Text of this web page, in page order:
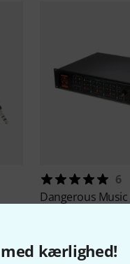
kærlighed!
6
Dangerous Music